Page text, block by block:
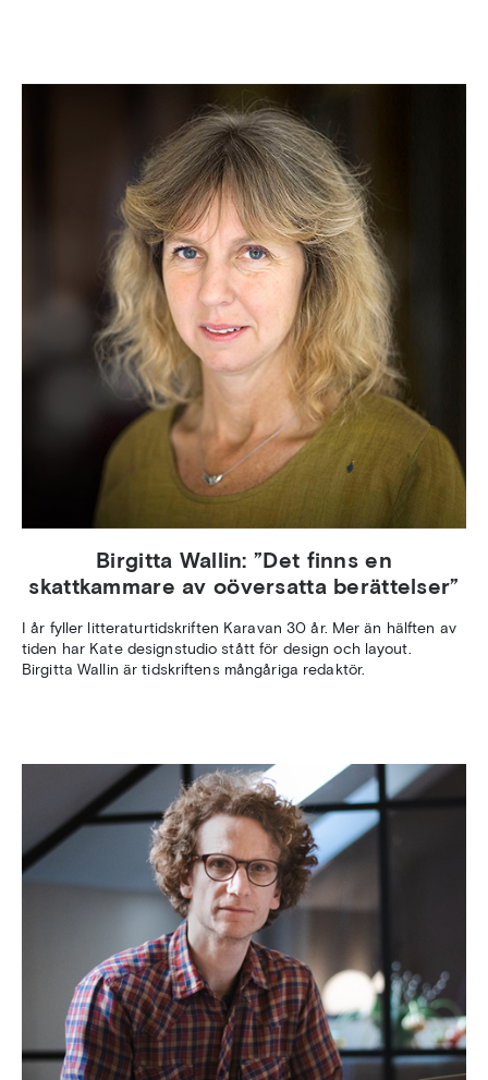
Birgitta Wallin: ”Det finns en
skattkammare av oöversatta berättelser”
I år fyller litteraturtidskriften Karavan 30 år. Mer än hälften av
tiden har Kate designstudio stått för design och layout.
Birgitta Wallin är tidskriftens mångåriga redaktör.